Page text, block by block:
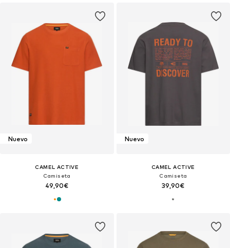
Nuevo
CAMEL ACTIVE
Camiseta
49,90€
Nuevo
CAMEL ACTIVE
Camiseta
39,90€